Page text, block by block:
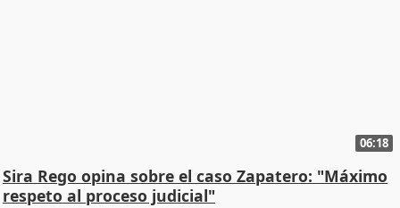
06:18
Sira Rego opina sobre el caso Zapatero: "Máximo
respeto al proceso judicial"